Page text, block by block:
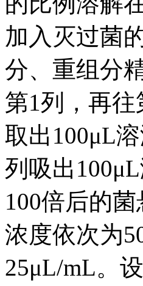
加入灭过菌
分、重组分
第1列，再
取出100μL
列吸出
100倍后的
浓度依次为
25μL/mL。